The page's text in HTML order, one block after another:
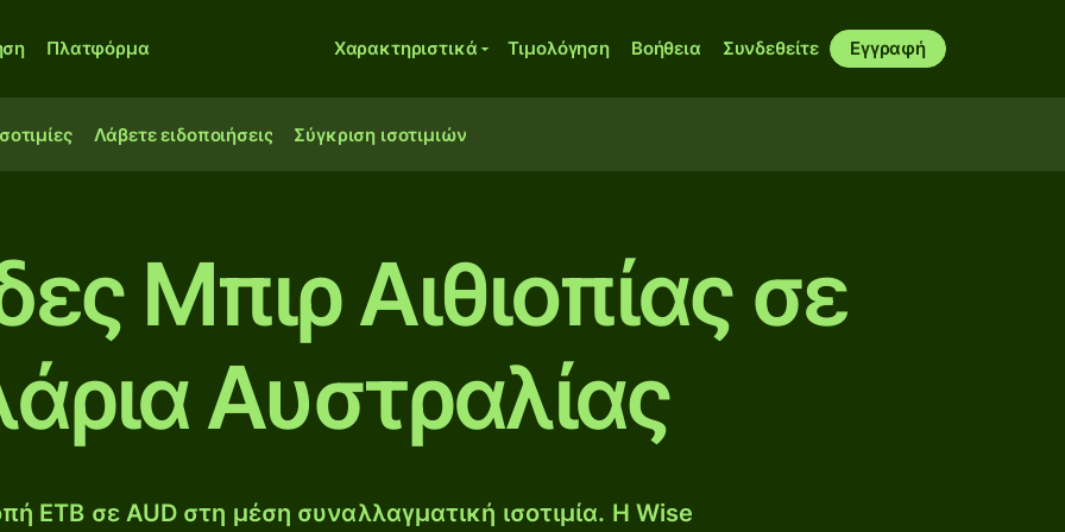
Πλατφόρμα Χαρακτηριστικά Τιμολόγηση Βοήθεια Συνδεθείτε Εγγραφή
Λάβετε ειδοποιήσεις Σύγκριση ισοτιμιών
Μπιρ Αιθιοπίας σε
Αυστραλίας
ETB σε AUD στη μέση συναλλαγματική ισοτιμία. Η Wise